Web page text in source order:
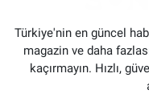
Türkiye'nin en güncel
magazin ve daha
kaçırmayın. Hızlı,